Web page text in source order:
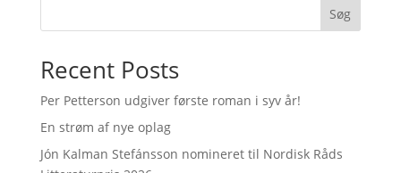
Søg
Recent Posts
Per Petterson udgiver første roman i syv år!
En strøm af nye oplag
Jón Kalman Stefánsson nomineret til Nordisk Råds